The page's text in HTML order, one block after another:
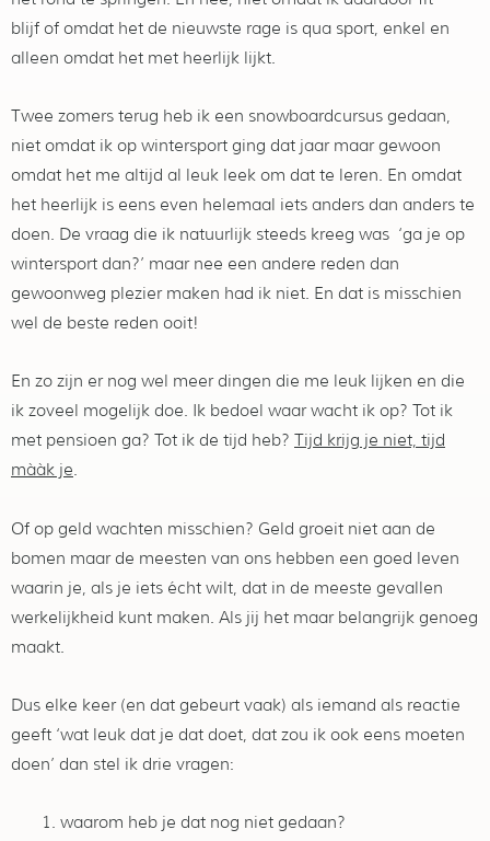
blijf of omdat het de nieuwste rage is qua sport, enkel en
alleen omdat het met heerlijk lijkt.
Twee zomers terug heb ik een snowboardcursus gedaan,
niet omdat ik op wintersport ging dat jaar maar gewoon
omdat het me altijd al leuk leek om dat te leren. En omdat
het heerlijk is eens even helemaal iets anders dan anders te
doen. De vraag die ik natuurlijk steeds kreeg was ‘ga je op
wintersport dan?’ maar nee een andere reden dan
gewoonweg plezier maken had ik niet. En dat is misschien
wel de beste reden ooit!
En zo zijn er nog wel meer dingen die me leuk lijken en die
ik zoveel mogelijk doe. Ik bedoel waar wacht ik op? Tot ik
met pensioen ga? Tot ik de tijd heb? Tijd krijg je niet, tijd
mààk je.
Of op geld wachten misschien? Geld groeit niet aan de
bomen maar de meesten van ons hebben een goed leven
waarin je, als je iets écht wilt, dat in de meeste gevallen
werkelijkheid kunt maken. Als jij het maar belangrijk genoeg
maakt.
Dus elke keer (en dat gebeurt vaak) als iemand als reactie
geeft ‘wat leuk dat je dat doet, dat zou ik ook eens moeten
doen’ dan stel ik drie vragen:
waarom heb je dat nog niet gedaan?